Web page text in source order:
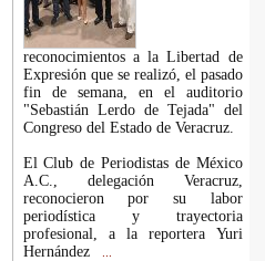
reconocimientos a la Libertad de
Expresión que se realizó, el pasado
fin de semana, en el auditorio
"Sebastián Lerdo de Tejada" del
Congreso del Estado de Veracruz.
El Club de Periodistas de México
A.C., delegación Veracruz,
reconocieron por su labor
periodística y trayectoria
profesional, a la reportera Yuri
Hernández